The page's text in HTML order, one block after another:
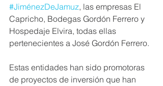
#JiménezDeJamuz, las empresas El
Capricho, Bodegas Gordón Ferrero y
Hospedaje Elvira, todas ellas
pertenecientes a José Gordón Ferrero.
Estas entidades han sido promotoras
de proyectos de inversión que han